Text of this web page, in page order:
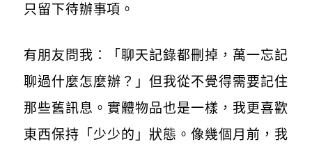
只留下待辦事項。
有朋友問我：「聊天記錄都刪掉，萬一忘記
聊過什麼怎麼辦？」但我從不覺得需要記住
那些舊訊息。實體物品也是一樣，我更喜歡
東西保持「少少的」狀態。像幾個月前，我